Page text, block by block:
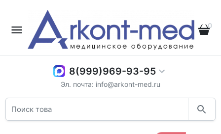
0
8(999)969-93-95
Эл. почта: info@arkont-med.ru